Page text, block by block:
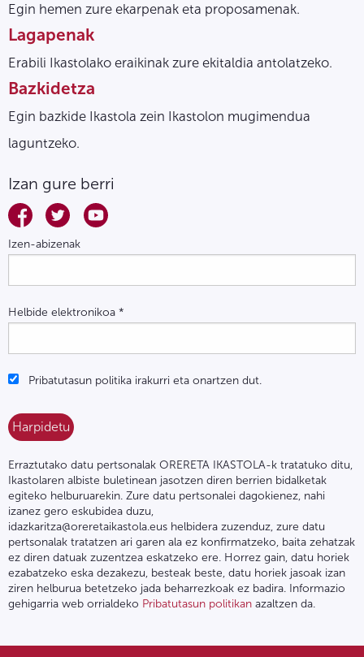
Egin hemen zure ekarpenak eta proposamenak.
Lagapenak
Erabili Ikastolako eraikinak zure ekitaldia antolatzeko.
Bazkidetza
Egin bazkide Ikastola zein Ikastolon mugimendua
laguntzeko.
Izan gure berri
Izen-abizenak
Helbide elektronikoa *
Pribatutasun politika irakurri eta onartzen dut.
Erraztutako datu pertsonalak ORERETA IKASTOLA-k tratatuko ditu,
Ikastolaren albiste buletinean jasotzen diren berrien bidalketak
egiteko helburuarekin. Zure datu pertsonalei dagokienez, nahi
izanez gero eskubidea duzu,
idazkaritza@oreretaikastola.eus helbidera zuzenduz, zure datu
pertsonalak tratatzen ari garen ala ez konfirmatzeko, baita zehatzak
ez diren datuak zuzentzea eskatzeko ere. Horrez gain, datu horiek
ezabatzeko eska dezakezu, besteak beste, datu horiek jasoak izan
ziren helburua betetzeko jada beharrezkoak ez badira. Informazio
gehigarria web orrialdeko Pribatutasun politikan azaltzen da.